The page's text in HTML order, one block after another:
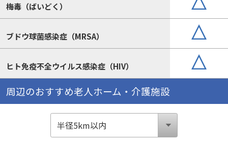
梅毒（ばいどく）
ブドウ球菌感染症（MRSA）
ヒト免疫不全ウイルス感染症（HIV）
周辺のおすすめ老人ホーム・介護施設